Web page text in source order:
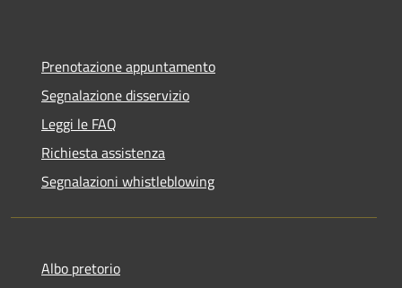
Prenotazione appuntamento
Segnalazione disservizio
Leggi le FAQ
Richiesta assistenza
Segnalazioni whistleblowing
Albo pretorio